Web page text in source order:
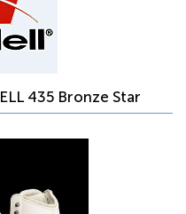
435 Bronze Star